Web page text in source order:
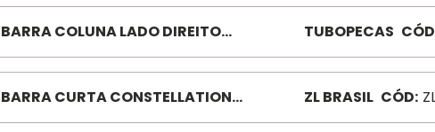
BARRA COLUNA LADO DIREITO
SUPERIOR MOD 318MM M131 TP585
TUBOPECAS
BARRA CURTA CONSTELLATION
24250/19320 ZL9151 N791
ZL BRASIL CÓD: